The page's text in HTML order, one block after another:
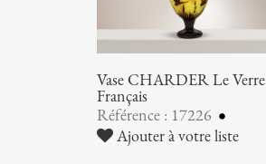
Vase CHARDER Le Verre
Français
Référence : 17226
Ajouter à votre liste